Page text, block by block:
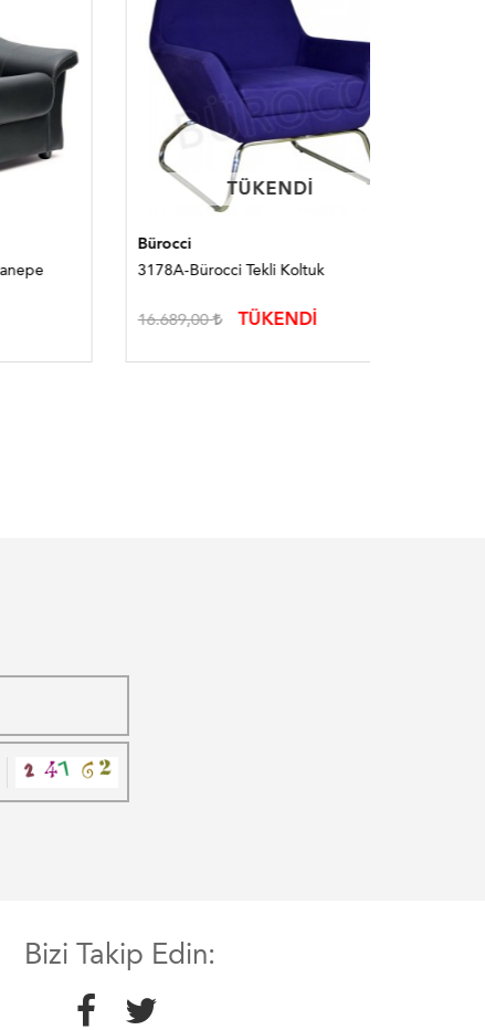
TÜKENDI
TÜKENDI
Bürocci
3178A-Bürocci Tekli Koltuk
16.689,00 TÜKENDİ
Bizi Takip Edin: